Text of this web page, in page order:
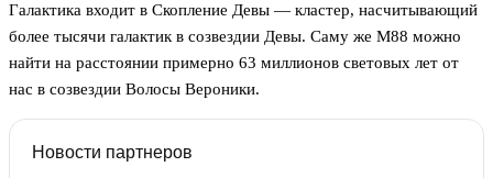
Галактика входит в Скопление Девы — кластер, насчитывающий
более тысячи галактик в созвездии Девы. Саму же М88 можно
найти на расстоянии примерно 63 миллионов световых лет от
нас в созвездии Волосы Вероники.
Новости партнеров